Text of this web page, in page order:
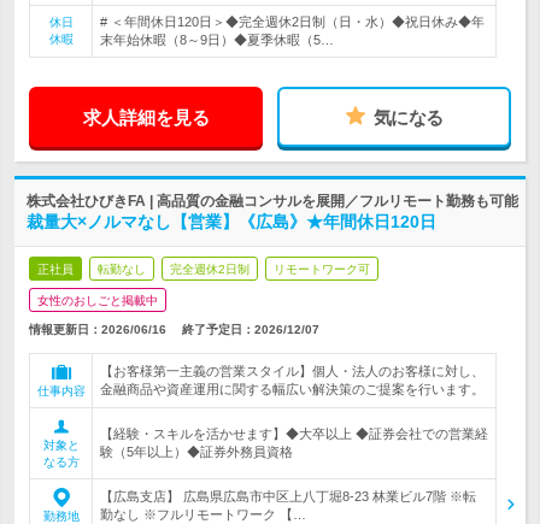
休日
休暇
# ＜年間休日120日＞◆完全週休2日制（日・水）◆祝日休み◆年
末年始休暇（8～9日）◆夏季休暇（5…
求人詳細を見る 気になる
株式会社ひびきFA | 高品質の金融コンサルを展開／フルリモート勤務も可能
裁量大×ノルマなし【営業】《広島》★年間休日120日
正社員 転勤なし 完全週休2日制 リモートワーク可
女性のおしごと掲載中
情報更新日：2026/06/16 終了予定日： 2026/12/07
仕事内容
【お客様第一主義の営業スタイル】個人・法人のお客様に対し、
金融商品や資産運用に関する幅広い解決策のご提案を行います。
対象と
なる方
【経験・スキルを活かせます】◆大卒以上 ◆証券会社での営業経
験（5年以上）◆証券外務員資格
勤務地
【広島支店】 広島県広島市中区上八丁堀8-23 林業ビル7階 ※転
勤なし ※フルリモートワーク 【…